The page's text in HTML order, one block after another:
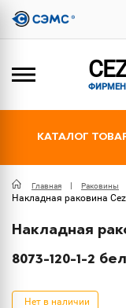
КАТАЛОГ
Главная Раковины
Накладная раковина
Накладная
8073-120-1-2
Нет в наличии